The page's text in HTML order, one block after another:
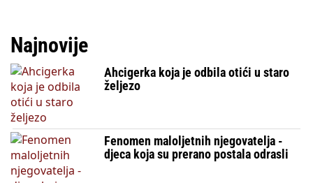
Najnovije
Ahcigerka koja je odbila otići u staro
željezo
Fenomen maloljetnih njegovatelja -
djeca koja su prerano postala odrasli